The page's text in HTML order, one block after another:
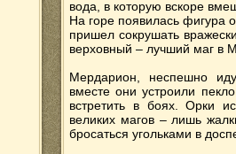
вода, в которую вскоре
На горе появилась фигура
пришел сокрушать
верховный – лучший маг в
Мердарион, неспешно
вместе они устроили
встретить в боях. Орки
великих магов – лишь
бросаться угольками в